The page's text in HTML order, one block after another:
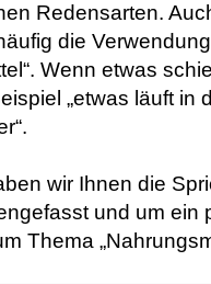
Redensarten.
die
Wenn etwas
„etwas läuft in
wir Ihnen die
und um ein
Thema